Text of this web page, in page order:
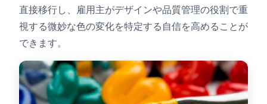
直接移行し、雇用主がデザインや品質管理の役割で重
視する微妙な色の変化を特定する自信を高めることが
できます。